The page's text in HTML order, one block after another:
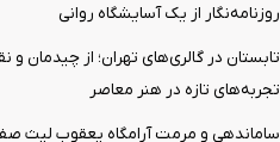
روزنامه‌نگار از یک آسایشگاه روانی
تابستان در گالری‌های تهران؛ از چیدمان و
تجربه‌های تازه در هنر معاصر
ساماندهی و مرمت آرامگاه یعقوب لیث